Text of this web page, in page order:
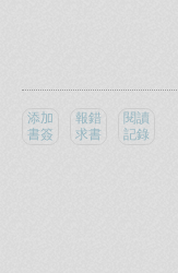
添加
書簽
報錯
求書
閱讀
記錄